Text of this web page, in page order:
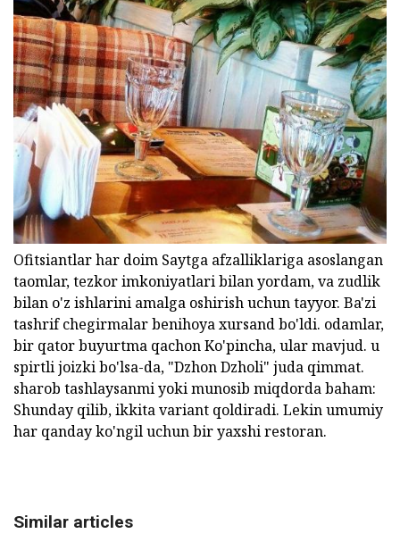
Ofitsiantlar har doim Saytga afzalliklariga asoslangan
taomlar, tezkor imkoniyatlari bilan yordam, va zudlik
bilan o'z ishlarini amalga oshirish uchun tayyor. Ba'zi
tashrif chegirmalar benihoya xursand bo'ldi. odamlar,
bir qator buyurtma qachon Ko'pincha, ular mavjud. u
spirtli joizki bo'lsa-da, "Dzhon Dzholi" juda qimmat.
sharob tashlaysanmi yoki munosib miqdorda baham:
Shunday qilib, ikkita variant qoldiradi. Lekin umumiy
har qanday ko'ngil uchun bir yaxshi restoran.
Similar articles